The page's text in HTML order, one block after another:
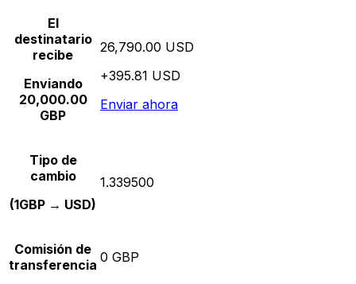
El
destinatario
recibe
Enviando
20,000.00
GBP
26,790.00 USD
+395.81 USD
Enviar ahora
Tipo de
cambio
(1GBP → USD)
1.339500
Comisión de
transferencia 0 GBP